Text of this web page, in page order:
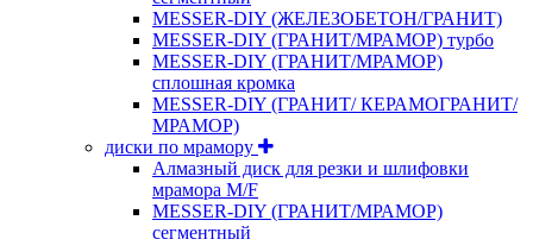
MESSER-DIY (ЖЕЛЕЗОБЕТОН/ГРАНИТ)
MESSER-DIY (ГРАНИТ/МРАМОР) турбо
MESSER-DIY (ГРАНИТ/МРАМОР)
сплошная кромка
MESSER-DIY (ГРАНИТ/ КЕРАМОГРАНИТ/
МРАМОР)
диски по мрамору
Алмазный диск для резки и шлифовки
мрамора M/F
MESSER-DIY (ГРАНИТ/МРАМОР)
сегментный